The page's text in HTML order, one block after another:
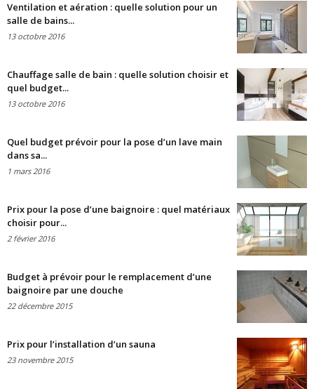
Ventilation et aération : quelle solution pour un
salle de bains...
13 octobre 2016
Chauffage salle de bain : quelle solution choisir et
quel budget...
13 octobre 2016
Quel budget prévoir pour la pose d’un lave main
dans sa...
1 mars 2016
Prix pour la pose d’une baignoire : quel matériaux
choisir pour...
2 février 2016
Budget à prévoir pour le remplacement d’une
baignoire par une douche
22 décembre 2015
Prix pour l’installation d’un sauna
23 novembre 2015